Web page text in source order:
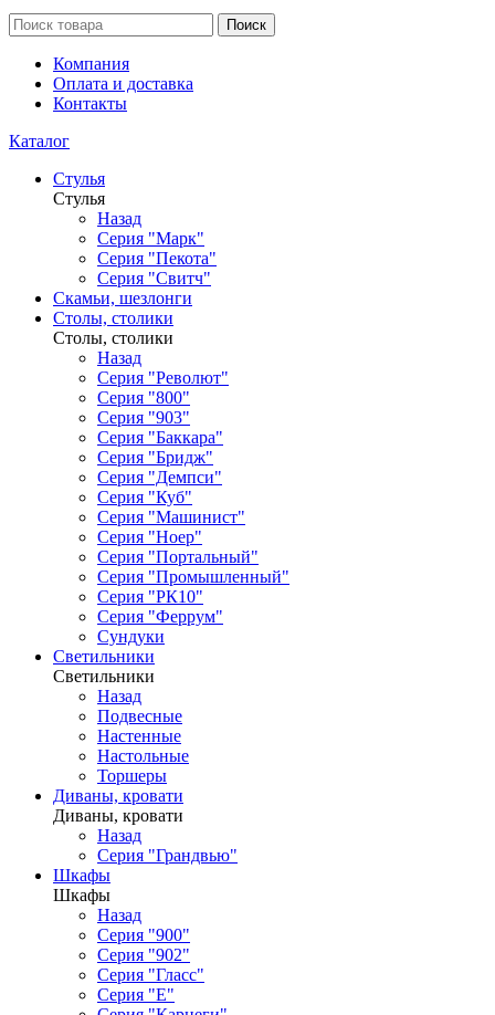
Поиск
Компания
Оплата и доставка
Контакты
Каталог
Стулья
Стулья
Назад
Серия "Марк"
Серия "Пекота"
Серия "Свитч"
Скамьи, шезлонги
Столы, столики
Столы, столики
Назад
Серия "Револют"
Серия "800"
Серия "903"
Серия "Баккара"
Серия "Бридж"
Серия "Демпси"
Серия "Куб"
Серия "Машинист"
Серия "Ноер"
Серия "Портальный"
Серия "Промышленный"
Серия "РК10"
Серия "Феррум"
Сундуки
Светильники
Светильники
Назад
Подвесные
Настенные
Настольные
Торшеры
Диваны, кровати
Диваны, кровати
Назад
Серия "Грандвью"
Шкафы
Шкафы
Назад
Серия "900"
Серия "902"
Серия "Гласс"
Серия "Е"